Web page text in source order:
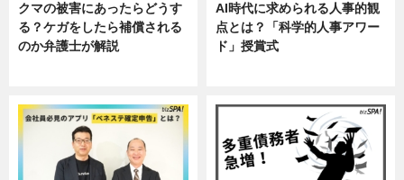
クマの被害にあったらどうす
る？ケガをしたら補償される
のか弁護士が解説
AI時代に求められる人事的観
点とは？「科学的人事アワー
ド」授賞式